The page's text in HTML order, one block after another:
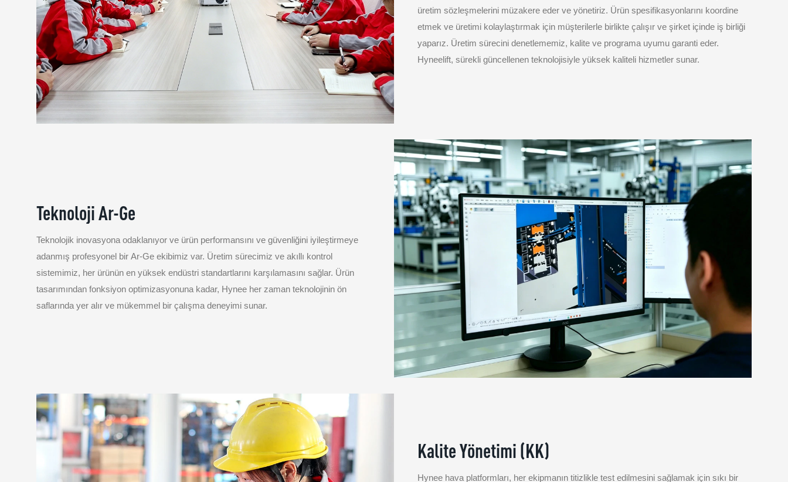
üretim sözleşmelerini müzakere eder ve yönetiriz. Ürün spesifikasyonlarını koordine
etmek ve üretimi kolaylaştırmak için müşterilerle birlikte çalışır ve şirket içinde iş birliği
yaparız. Üretim sürecini denetlememiz, kalite ve programa uyumu garanti eder.
Hyneelift, sürekli güncellenen teknolojisiyle yüksek kaliteli hizmetler sunar.
Teknoloji Ar-Ge
Teknolojik inovasyona odaklanıyor ve ürün performansını ve güvenliğini iyileştirmeye
adanmış profesyonel bir Ar-Ge ekibimiz var. Üretim sürecimiz ve akıllı kontrol
sistemimiz, her ürünün en yüksek endüstri standartlarını karşılamasını sağlar. Ürün
tasarımından fonksiyon optimizasyonuna kadar, Hynee her zaman teknolojinin ön
saflarında yer alır ve mükemmel bir çalışma deneyimi sunar.
Kalite Yönetimi (KK)
Hynee hava platformları, her ekipmanın titizlikle test edilmesini sağlamak için sıkı bir